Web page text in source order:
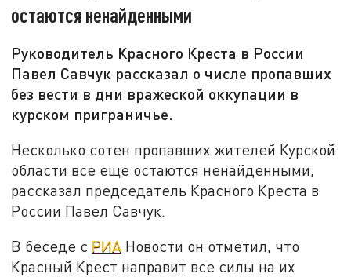
остаются ненайденными
Руководитель Красного Креста в России
Павел Савчук рассказал о числе пропавших
без вести в дни вражеской оккупации в
курском приграничье.
Несколько сотен пропавших жителей Курской
области все еще остаются ненайденными,
рассказал председатель Красного Креста в
России Павел Савчук.
В беседе с РИА Новости он отметил, что
Красный Крест направит все силы на их